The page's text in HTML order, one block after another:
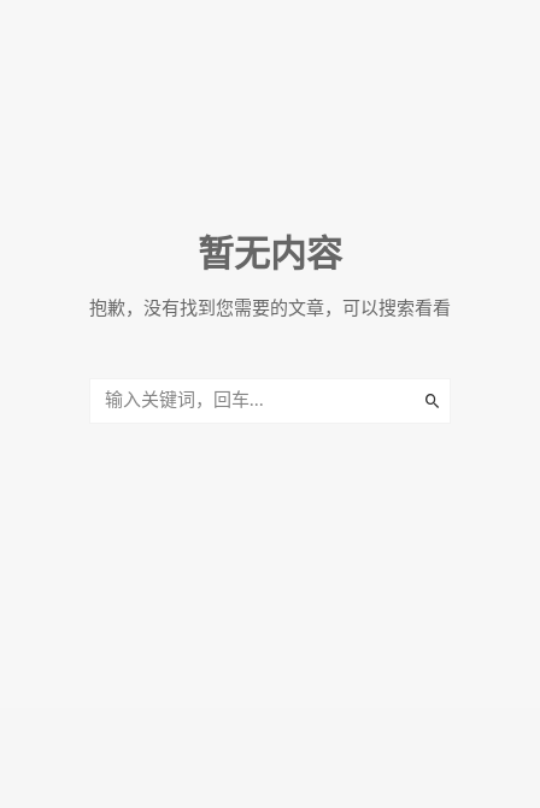
暂无内容
抱歉，没有找到您需要的文章，可以搜索看看